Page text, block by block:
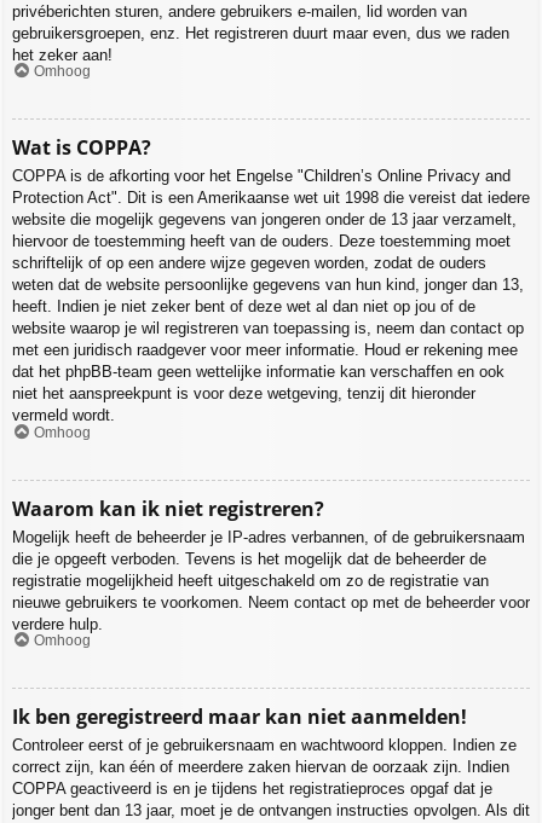
privéberichten sturen, andere gebruikers e-mailen, lid worden van
gebruikersgroepen, enz. Het registreren duurt maar even, dus we raden
het zeker aan!
Omhoog
Wat is COPPA?
COPPA is de afkorting voor het Engelse "Children’s Online Privacy and
Protection Act". Dit is een Amerikaanse wet uit 1998 die vereist dat iedere
website die mogelijk gegevens van jongeren onder de 13 jaar verzamelt,
hiervoor de toestemming heeft van de ouders. Deze toestemming moet
schriftelijk of op een andere wijze gegeven worden, zodat de ouders
weten dat de website persoonlijke gegevens van hun kind, jonger dan 13,
heeft. Indien je niet zeker bent of deze wet al dan niet op jou of de
website waarop je wil registreren van toepassing is, neem dan contact op
met een juridisch raadgever voor meer informatie. Houd er rekening mee
dat het phpBB-team geen wettelijke informatie kan verschaffen en ook
niet het aanspreekpunt is voor deze wetgeving, tenzij dit hieronder
vermeld wordt.
Omhoog
Waarom kan ik niet registreren?
Mogelijk heeft de beheerder je IP-adres verbannen, of de gebruikersnaam
die je opgeeft verboden. Tevens is het mogelijk dat de beheerder de
registratie mogelijkheid heeft uitgeschakeld om zo de registratie van
nieuwe gebruikers te voorkomen. Neem contact op met de beheerder voor
verdere hulp.
Omhoog
Ik ben geregistreerd maar kan niet aanmelden!
Controleer eerst of je gebruikersnaam en wachtwoord kloppen. Indien ze
correct zijn, kan één of meerdere zaken hiervan de oorzaak zijn. Indien
COPPA geactiveerd is en je tijdens het registratieproces opgaf dat je
jonger bent dan 13 jaar, moet je de ontvangen instructies opvolgen. Als dit